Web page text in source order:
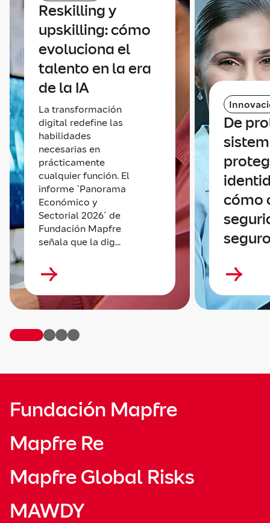
Reskilling y
upskilling: cómo
evoluciona el
talento en la era
de la IA
La transformación
digital redefine las
habilidades
necesarias en
prácticamente
cualquier función. El
informe `Panorama
Económico y
Sectorial 2026´ de
Fundación Mapfre
señala que la dig...
De
cómo
Fundación Mapfre
Mapfre Re
Mapfre Global Risks
MAWDY